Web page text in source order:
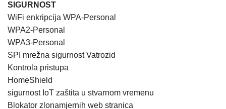
SIGURNOST
WiFi enkripcija WPA-Personal
WPA2-Personal
WPA3-Personal
SPI mrežna sigurnost Vatrozid
Kontrola pristupa
HomeShield
sigurnost IoT zaštita u stvarnom vremenu
Blokator zlonamjernih web stranica